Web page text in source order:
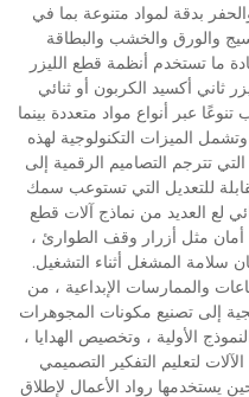
بدقة لمواد متنوعة بما في
والورق والخشب والبطاقة
ما تستخدم أنظمة قطع الليزر
ثاني أكسيد الكربون أو ثنائي
عبر أنواع مواد متعددة بينما
وتشمل الميزات التكنولوجية لهذه
تترجم التصاميم الرقمية إلى
للتعديل التي تستوعب سمك
لع العديد من نماذج آلات قطع
مثل أزرار وقف الطوارئ ،
سلامة المشغل أثناء التشغيل.
والممارسات الإبداعية ، من
إلى تصنيع مكونات المجوهرات
الأولية ، وتخصيص الهدايا ،
لتعليم التفكير التصميمي
يستخدمها رواد الأعمال لإطلاق